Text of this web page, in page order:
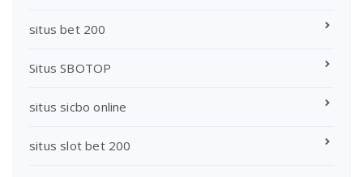
situs bet 200
Situs SBOTOP
situs sicbo online
situs slot bet 200